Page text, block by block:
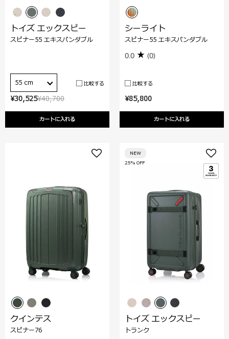
¥40,700
¥30,525
カートに入れる
トイズ エックスピー
スピナー55 エキスパンダブル
55 cm 比較する
¥85,800
カートに入れる
シーライト
スピナー55 エキスパンダブル
0.0 (0)
比較する
クインテス
スピナー76
25% OFF
NEW
トイズ エックスピー
トランク